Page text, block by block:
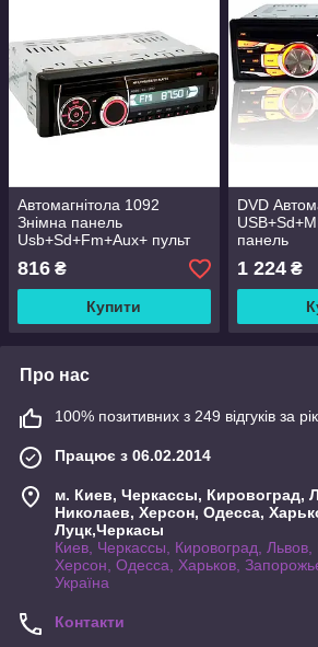
Автомагнітола 1092
Знімна панель
Usb+Sd+Fm+Aux+ пульт
816 ₴
Купити
DVD
панель
1 224₴
Про нас
100% позитивних з 249 відгуків за рік
Працює з 06.02.2014
м. Киев, Черкассы, Кировоград,
Николаев, Херсон, Одесса,
Луцк,Черкасы
Киев, Черкассы, Кировоград,
Херсон, Одесса, Харьков,
Україна
Контакти